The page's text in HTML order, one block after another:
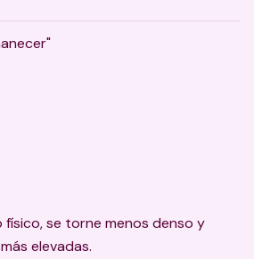
físico, se torne menos denso y
elevadas.